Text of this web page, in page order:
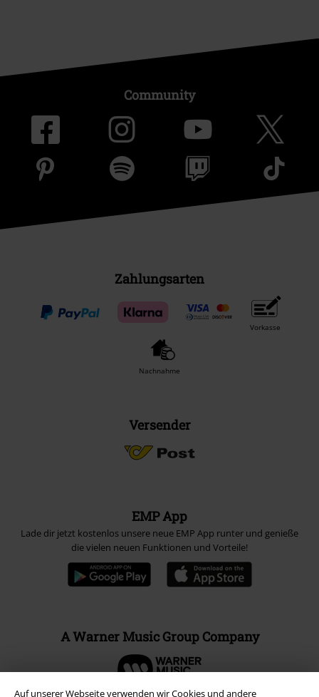
Auf unserer Webseite verwenden wir Cookies und andere
Community
Zahlungsarten
Vorkasse
Nachnahme
Versender
EMP App
Lade dir jetzt kostenlos unsere neue EMP App runter und genieße
die vielen neuen Funktionen und Vorteile!
A Warner Music Group Company